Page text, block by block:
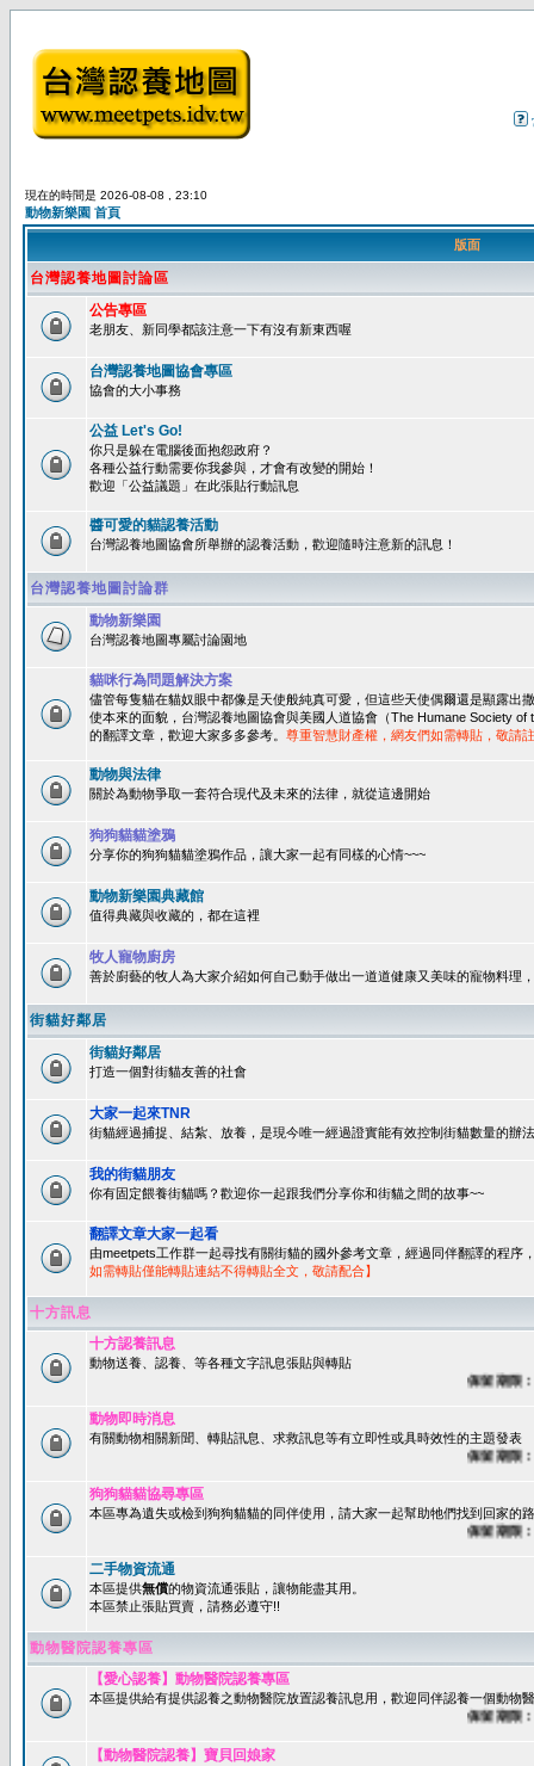
現在的時間是 2026-08-08 , 23:10
動物新樂園 首頁
版面
台灣認養地圖討論區
公告專區
老朋友、新同學都該注意一下有沒有新東西喔
台灣認養地圖協會專區
協會的大小事務
公益 Let's Go!
你只是躲在電腦後面抱怨政府？
各種公益行動需要你我參與，才會有改變的開始！
歡迎「公益議題」在此張貼行動訊息
醬可愛的貓認養活動
台灣認養地圖協會所舉辦的認養活動，歡迎隨時注意新的訊息！
台灣認養地圖討論群
動物新樂園
台灣認養地圖專屬討論園地
貓咪行為問題解決方案
儘管每隻貓在貓奴眼中都像是天使般純真可愛，但這些天使偶爾還是顯露出
使本來的面貌，台灣認養地圖協會與美國人道協會（The Humane Society
的翻譯文章，歡迎大家多多參考。 尊重智慧財產權，網友們如需轉貼，敬請
動物與法律
關於為動物爭取一套符合現代及未來的法律，就從這邊開始
狗狗貓貓塗鴉
分享你的狗狗貓貓塗鴉作品，讓大家一起有同樣的心情~~~
動物新樂園典藏館
值得典藏與收藏的，都在這裡
牧人寵物廚房
善於廚藝的牧人為大家介紹如何自己動手做出一道道健康又美味的寵物料理
街貓好鄰居
街貓好鄰居
打造一個對街貓友善的社會
大家一起來TNR
街貓經過捕捉、結紮、放養，是現今唯一經過證實能有效控制街貓數量的辦
我的街貓朋友
你有固定餵養街貓嗎？歡迎你一起跟我們分享你和街貓之間的故事~~
翻譯文章大家一起看
由meetpets工作群一起尋找有關街貓的國外參考文章，經過同伴翻譯的程序
如需轉貼僅能轉貼連結不得轉貼全文，敬請配合】
十方訊息
十方認養訊息
動物送養、認養、等各種文字訊息張貼與轉貼
保留期限：60
動物即時消息
有關動物相關新聞、轉貼訊息、求救訊息等有立即性或具時效性的主題發表
保留期限：45
狗狗貓貓協尋專區
本區專為遺失或檢到狗狗貓貓的同伴使用，請大家一起幫助牠們找到回家的
保留期限：60
二手物資流通
本區提供無償的物資流通張貼，讓物能盡其用。
本區禁止張貼買賣，請務必遵守!!
動物醫院認養專區
【愛心認養】動物醫院認養專區
本區提供給有提供認養之動物醫院放置認養訊息用，歡迎同伴認養一個動物
保留期限：60
【動物醫院認養】寶貝回娘家